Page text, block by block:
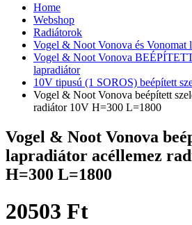
Home
Webshop
Radiátorok
Vogel & Noot Vonova és Vonomat
Vogel & Noot Vonova
lapradiátor
10V tipusú (1 SOROS) beépített
Vogel & Noot Vonova beépített
radiátor 10V H=300 L=1800
Vogel & Noot Vonova
lapradiátor acéllemez
H=300 L=1800
20503 Ft